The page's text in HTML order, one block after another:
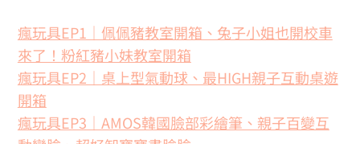
瘋玩具EP1｜佩佩豬教室開箱、兔子小姐也開校車
來了！粉紅豬小妹教室開箱
瘋玩具EP2｜桌上型氣動球、最HIGH親子互動桌遊
開箱
瘋玩具EP3｜AMOS韓國臉部彩繪筆、親子百變互